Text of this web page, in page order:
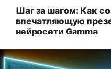
Шаг за шагом: Как
впечатляющую
нейросети Gamma